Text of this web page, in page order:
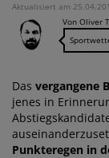
Aktualisiert am
Von Oliver
Das vergangene
jenes in
Punkteregen in